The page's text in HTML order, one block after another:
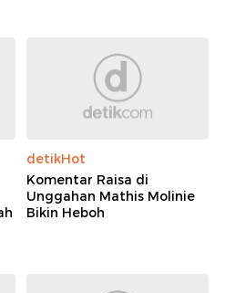
detikHot
Komentar Raisa di
Unggahan Mathis Molinie
Bikin Heboh